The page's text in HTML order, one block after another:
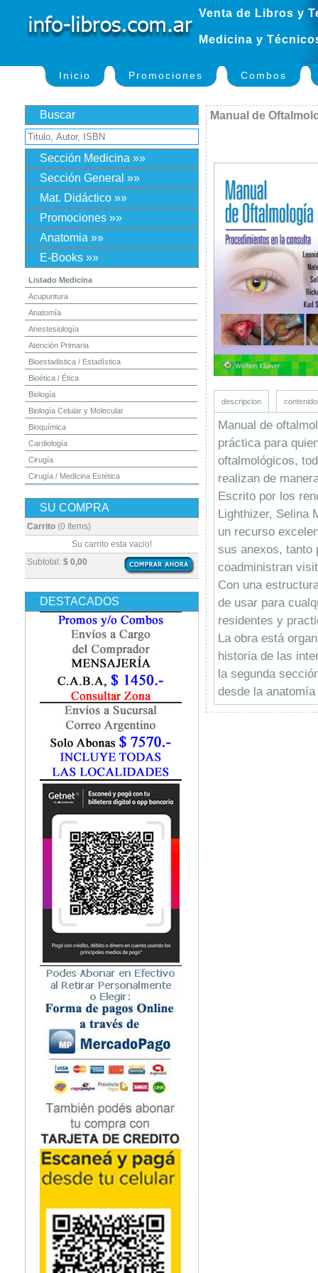
Venta de Libros y
Medicina y
Inicio Promociones Combos
Buscar
Sección Medicina »»
Sección General »»
Mat. Didáctico »»
Promociones »»
Anatomia »»
E-Books »»
Listado Medicina
Acupuntura
Anatomía
Anestesiología
Atención Primaria
Bioestadistica / Estadística
Bioética / Ética
Biología
Biología Celular y Molecular
Bioquímica
Cardiología
Cirugía
Cirugía / Medicina Estética
Dermatología
Diagnóstico por Imagen / Radiología
Embriología
Enfermería
Epidemiología
Farmacia / Farmacología
Fisiatría / Kinesiología
Fisiología / Fisiopatología
Fonoaudiología
Gastroenterología
Geriatría
Ginecología / Obstetricia
Hematología
Histología
Homeopatía
Infectología
Inmunología
Instrumentación Quirurgica
Medicina del Deporte / Rehabilitación
Medicina Emergencias / Urgencias
Medicina Forense / Legal
Medicina General
Medicina Interna
Microbiología
Nefrología
Neonatología / Pediatría
Neumología
Neuroanatomía / Neurociencia
Neurocirugía
Neurología
Nutrición
Odontología
Oftalmología
Oncología / Cuidados Paliativos
Ortopedía / Traumatología
Osteopatía
Otorrinolaringología
Podología
Psicología
Psiquiatría
Química
SU COMPRA
Carrito (0 Items)
Subtotal: $ 0,00
Su carrito esta vacio!
DESTACADOS
Manual de
descripcion
Manual de
práctica para
oftalmológicos,
realizan de
Escrito por los
Lighthizer, Selina
un recurso
sus anexos, tanto
coadministran
Con una
de usar para
residentes y
La obra está
historia de las
la segunda
desde la
avanza en las